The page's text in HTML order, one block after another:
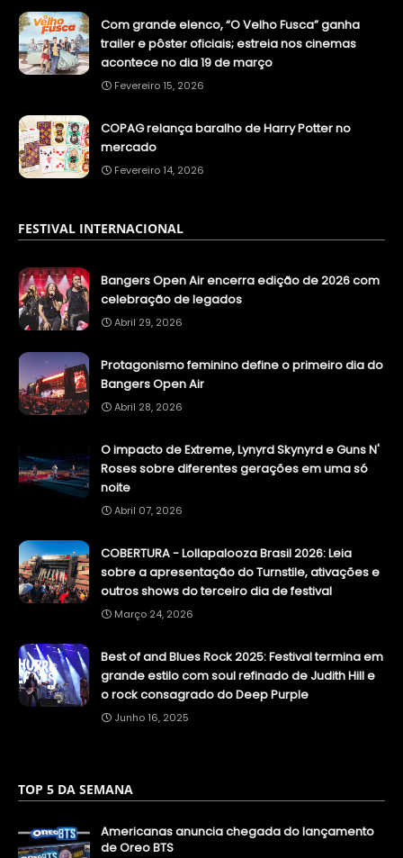
Com grande elenco, “O Velho Fusca” ganha
trailer e pôster oficiais; estreia nos cinemas
acontece no dia 19 de março
Fevereiro 15, 2026
COPAG relança baralho de Harry Potter no
mercado
Fevereiro 14, 2026
FESTIVAL INTERNACIONAL
Bangers Open Air encerra edição de 2026 com
celebração de legados
Abril 29, 2026
Protagonismo feminino define o primeiro dia do
Bangers Open Air
Abril 28, 2026
O impacto de Extreme, Lynyrd Skynyrd e Guns N'
Roses sobre diferentes gerações em uma só
noite
Abril 07, 2026
COBERTURA - Lollapalooza Brasil 2026: Leia
sobre a apresentação do Turnstile, ativações e
outros shows do terceiro dia de festival
Março 24, 2026
Best of and Blues Rock 2025: Festival termina em
grande estilo com soul refinado de Judith Hill e
o rock consagrado do Deep Purple
Junho 16, 2025
TOP 5 DA SEMANA
Americanas anuncia chegada do lançamento
de Oreo BTS